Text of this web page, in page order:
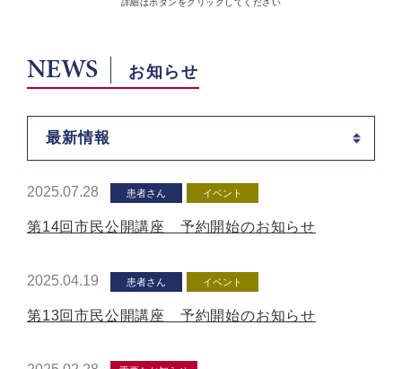
詳細はボタン をクリックしてください
NEWS お知らせ
最新情報
2025.07.28 患者さん イベント
第14回市民公開講座 予約開始のお知らせ
2025.04.19 患者さん イベント
第13回市民公開講座 予約開始のお知らせ